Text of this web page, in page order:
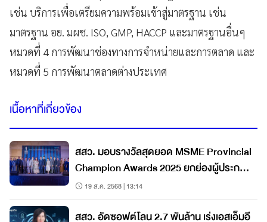
เช่น บริการเพื่อเตรียมความพร้อมเข้าสู่มาตรฐาน เช่น
มาตรฐาน อย. มผช. ISO, GMP, HACCP และมาตรฐานอื่นๆ
หมวดที่ 4 การพัฒนาช่องทางการจำหน่ายและการตลาด และ
หมวดที่ 5 การพัฒนาตลาดต่างประเทศ
เนื้อหาที่เกี่ยวข้อง
สสว. มอบรางวัลสุดยอด MSME Provincial
Champion Awards 2025 ยกย่องผู้ประกอบ
การ19 ส.ค. 2568 | 13:14
สสว. อัดซอฟต์โลน 2.7 พันล้าน เร่งเอสเอ็มอี